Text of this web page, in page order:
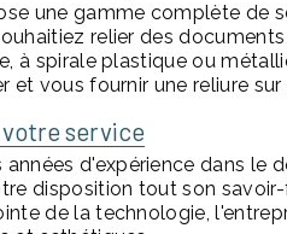
une gamme complète de
relier des
à spirale plastique ou
et vous fournir une reliure sur
service
années d'expérience dans le
disposition tout son
de la technologie,